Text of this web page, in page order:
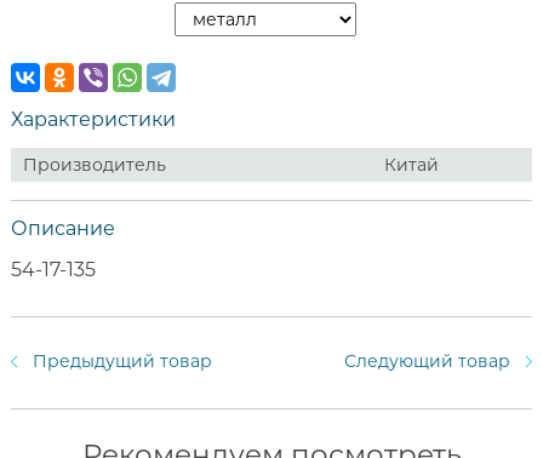
Характеристики
Производитель Китай
Описание
54-17-135
Предыдущий товар Следующий товар